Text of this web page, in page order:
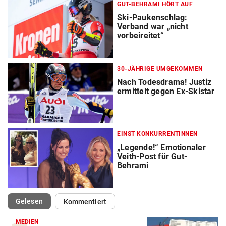
GUT-BEHRAMI HÖRT AUF
Ski-Paukenschlag:
Verband war „nicht
vorbeireitet“
30-JÄHRIGE UMGEKOMMEN
Nach Todesdrama! Justiz
ermittelt gegen Ex-Skistar
EINST KONKURRENTINNEN
„Legende!“ Emotionaler
Veith-Post für Gut-
Behrami
Gelesen(ausgewählt)Kommentiert
MEDIEN